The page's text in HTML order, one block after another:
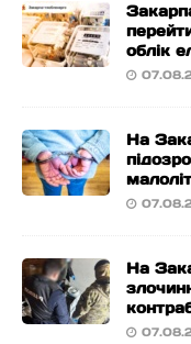
облік
На
На